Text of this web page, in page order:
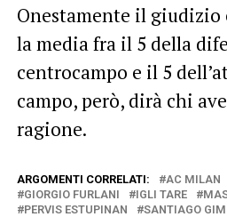
Onestamente il giudizio
la media fra il 5 della
centrocampo e il 5
campo, però, dirà chi
ragione.
ARGOMENTI CORRELATI: AC MILAN
GIORGIO FURLANI
IGLI TARE
PERVIS ESTUPINAN
SANTIAGO